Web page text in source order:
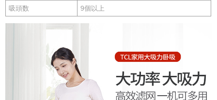
吸頭数 9個以上